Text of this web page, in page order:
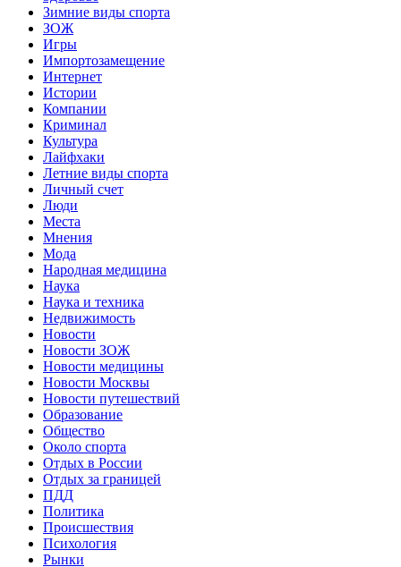
Зимние виды спорта
ЗОЖ
Игры
Импортозамещение
Интернет
Истории
Компании
Криминал
Культура
Лайфхаки
Летние виды спорта
Личный счет
Люди
Места
Мнения
Мода
Народная медицина
Наука
Наука и техника
Недвижимость
Новости
Новости ЗОЖ
Новости медицины
Новости Москвы
Новости путешествий
Образование
Общество
Около спорта
Отдых в России
Отдых за границей
ПДД
Политика
Происшествия
Психология
Рынки